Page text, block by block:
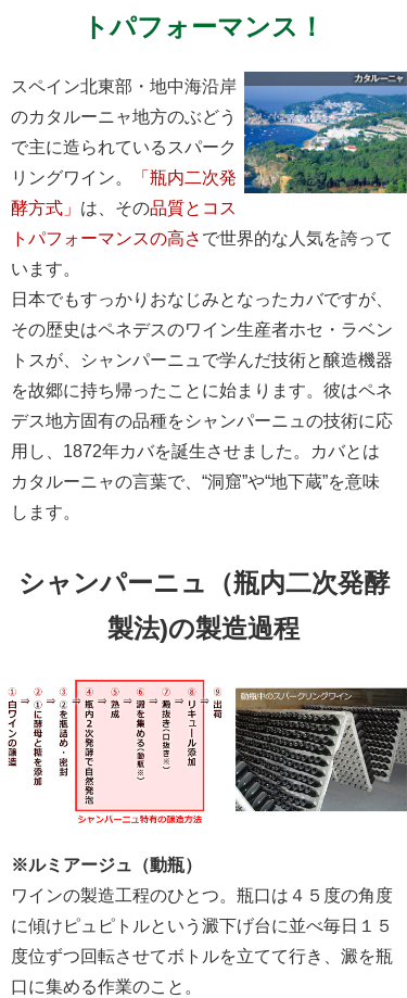
トパフォーマンス！
スペイン北東部・地中海沿岸
のカタルーニャ地方のぶどう
で主に造られているスパーク
リングワイン。
「瓶内二次発
酵方式」 は、その品質とコス
トパフォーマンスの高さ で世界的な人気を誇って
います。
日本でもすっかりおなじみとなったカバですが、
その歴史はペネデスのワイン生産者ホセ・ラベン
トスが、シャンパーニュで学んだ技術と醸造機器
を故郷に持ち帰ったことに始まります。彼はペネ
デス地方固有の品種をシャンパーニュの技術に応
用し、1872年カバを誕生させました。カバとは
カタルーニャの言葉で、“洞窟”や“地下蔵”を意味
します。
シャンパーニュ（瓶内二次発酵
製法)の製造過程
※ルミアージュ（動瓶）
ワインの製造工程のひとつ。瓶口は４５度の角度
に傾けピュピトルという澱下げ台に並べ毎日１５
度位ずつ回転させてボトルを立てて行き、澱を瓶
口に集める作業のこと。